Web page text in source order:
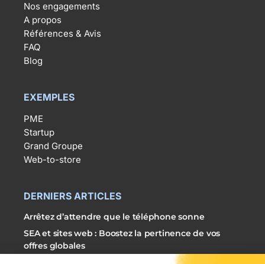
Nos engagements
A propos
Références & Avis
FAQ
Blog
EXEMPLES
PME
Startup
Grand Groupe
Web-to-store
DERNIERS ARTICLES
Arrêtez d’attendre que le téléphone sonne
SEA et sites web : Boostez la pertinence de vos
offres globales